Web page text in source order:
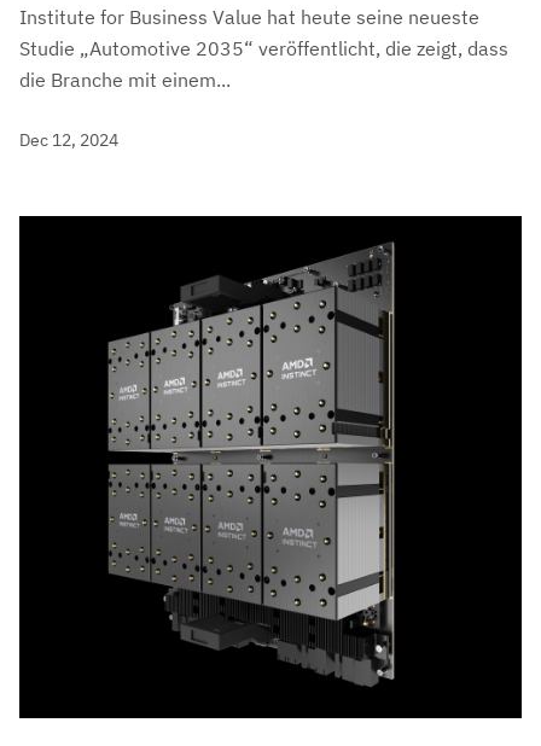
Institute for Business Value hat heute seine neueste
Studie „Automotive 2035“ veröffentlicht, die zeigt, dass
die Branche mit einem...
Dec 12, 2024